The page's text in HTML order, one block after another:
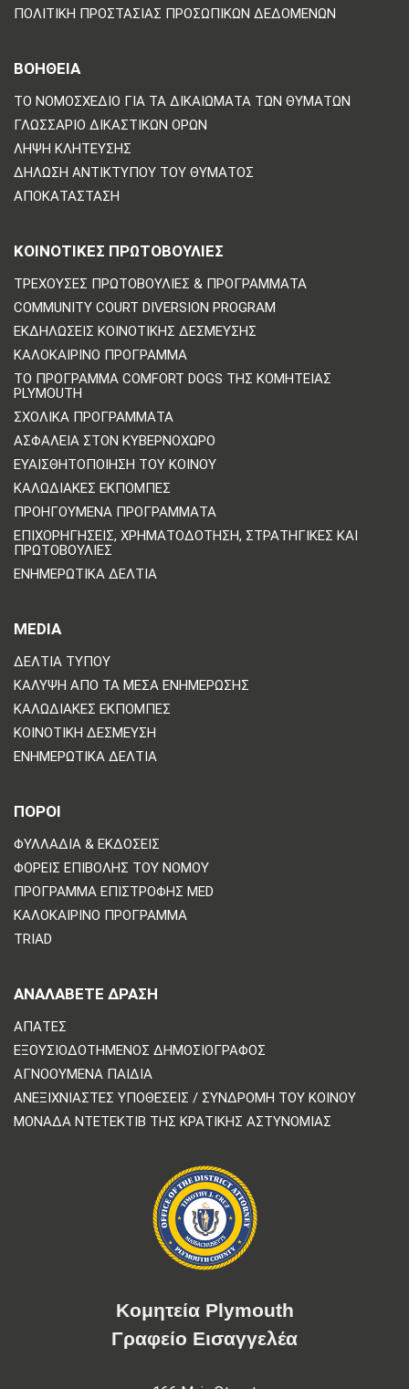
ΠΟΛΙΤΙΚΗ ΠΡΟΣΤΑΣΙΑΣ ΠΡΟΣΩΠΙΚΩΝ ΔΕΔΟΜΕΝΩΝ
ΒΟΗΘΕΙΑ
ΤΟ ΝΟΜΟΣΧΈΔΙΟ ΓΙΑ ΤΑ ΔΙΚΑΙΏΜΑΤΑ ΤΩΝ ΘΥΜΆΤΩΝ
ΓΛΩΣΣΆΡΙΟ ΔΙΚΑΣΤΙΚΏΝ ΌΡΩΝ
ΛΉΨΗ ΚΛΉΤΕΥΣΗΣ
ΔΉΛΩΣΗ ΑΝΤΙΚΤΎΠΟΥ ΤΟΥ ΘΎΜΑΤΟΣ
ΑΠΟΚΑΤΆΣΤΑΣΗ
ΚΟΙΝΟΤΙΚΈΣ ΠΡΩΤΟΒΟΥΛΊΕΣ
ΤΡΈΧΟΥΣΕΣ ΠΡΩΤΟΒΟΥΛΊΕΣ & ΠΡΟΓΡΆΜΜΑΤΑ
COMMUNITY COURT DIVERSION PROGRAM
ΕΚΔΗΛΏΣΕΙΣ ΚΟΙΝΟΤΙΚΉΣ ΔΈΣΜΕΥΣΗΣ
ΚΑΛΟΚΑΙΡΙΝΌ ΠΡΌΓΡΑΜΜΑ
ΤΟ ΠΡΌΓΡΑΜΜΑ COMFORT DOGS ΤΗΣ ΚΟΜΗΤΕΊΑΣ
PLYMOUTH
ΣΧΟΛΙΚΆ ΠΡΟΓΡΆΜΜΑΤΑ
ΑΣΦΆΛΕΙΑ ΣΤΟΝ ΚΥΒΕΡΝΟΧΏΡΟ
ΕΥΑΙΣΘΗΤΟΠΟΊΗΣΗ ΤΟΥ ΚΟΙΝΟΎ
ΚΑΛΩΔΙΑΚΈΣ ΕΚΠΟΜΠΈΣ
ΠΡΟΗΓΟΎΜΕΝΑ ΠΡΟΓΡΆΜΜΑΤΑ
ΕΠΙΧΟΡΗΓΉΣΕΙΣ, ΧΡΗΜΑΤΟΔΌΤΗΣΗ, ΣΤΡΑΤΗΓΙΚΈΣ ΚΑΙ
ΠΡΩΤΟΒΟΥΛΊΕΣ
ΕΝΗΜΕΡΩΤΙΚΆ ΔΕΛΤΊΑ
MEDIA
ΔΕΛΤΊΑ ΤΎΠΟΥ
ΚΆΛΥΨΗ ΑΠΌ ΤΑ ΜΈΣΑ ΕΝΗΜΈΡΩΣΗΣ
ΚΑΛΩΔΙΑΚΈΣ ΕΚΠΟΜΠΈΣ
ΚΟΙΝΟΤΙΚΉ ΔΈΣΜΕΥΣΗ
ΕΝΗΜΕΡΩΤΙΚΆ ΔΕΛΤΊΑ
ΠΟΡΟΙ
ΦΥΛΛΆΔΙΑ & ΕΚΔΌΣΕΙΣ
ΦΟΡΕΊΣ ΕΠΙΒΟΛΉΣ ΤΟΥ ΝΌΜΟΥ
ΠΡΌΓΡΑΜΜΑ ΕΠΙΣΤΡΟΦΉΣ MED
ΚΑΛΟΚΑΙΡΙΝΌ ΠΡΌΓΡΑΜΜΑ
TRIAD
ΑΝΑΛΆΒΕΤΕ ΔΡΆΣΗ
ΑΠΆΤΕΣ
ΕΞΟΥΣΙΟΔΟΤΗΜΈΝΟΣ ΔΗΜΟΣΙΟΓΡΆΦΟΣ
ΑΓΝΟΟΎΜΕΝΑ ΠΑΙΔΙΆ
ΑΝΕΞΙΧΝΊΑΣΤΕΣ ΥΠΟΘΈΣΕΙΣ / ΣΥΝΔΡΟΜΉ ΤΟΥ ΚΟΙΝΟΎ
ΜΟΝΆΔΑ ΝΤΕΤΈΚΤΙΒ ΤΗΣ ΚΡΑΤΙΚΉΣ ΑΣΤΥΝΟΜΊΑΣ
Κομητεία Plymouth
Γραφείο Εισαγγελέα